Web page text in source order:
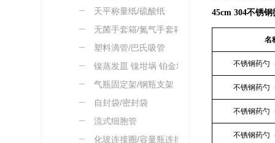
天平称量纸/硫酸纸
无菌手套箱/氮气手套箱
塑料滴管/巴氏吸管
镍蒸发皿 镍坩埚 铂金坩
埚
气瓶固定架/钢瓶支架
自封袋/密封袋
流式细胞管
化玻连接圈/容量瓶连接绳
45cm 304不锈
名
不锈钢药勺
不锈钢药勺
不锈钢药勺
不锈钢药勺